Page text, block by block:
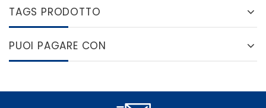
TAGS PRODOTTO
PUOI PAGARE CON